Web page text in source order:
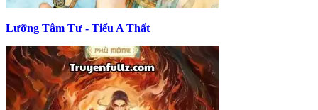
Lưỡng Tâm Tư - Tiểu A Thất